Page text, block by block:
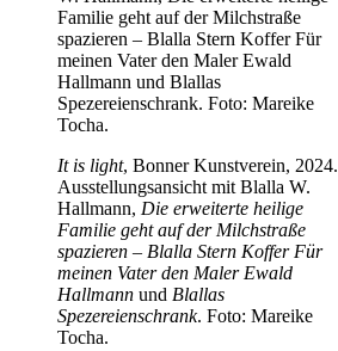
It is light, Bonner Kunstverein, 2024.
Ausstellungsansicht mit Blalla W.
Hallmann, Die erweiterte heilige
Familie geht auf der Milchstraße
spazieren – Blalla Stern Koffer Für
meinen Vater den Maler Ewald
Hallmann und Blallas
Spezereienschrank. Foto: Mareike
Tocha.